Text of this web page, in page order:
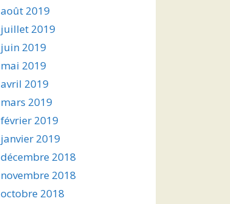
août 2019
juillet 2019
juin 2019
mai 2019
avril 2019
mars 2019
février 2019
janvier 2019
décembre 2018
novembre 2018
octobre 2018